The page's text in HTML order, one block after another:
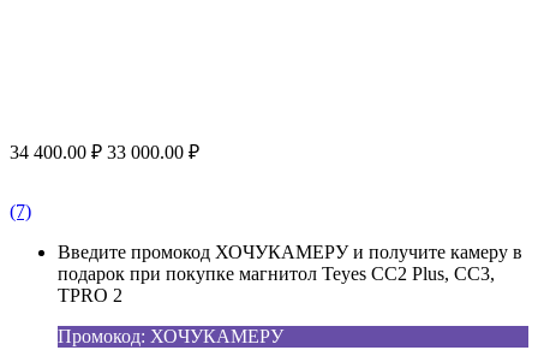
34 400.00 ₽ 33 000.00 ₽
(7)
Введите промокод ХОЧУКАМЕРУ и получите камеру в
подарок при покупке магнитол Teyes CC2 Plus, CC3,
TPRO 2
Промокод: ХОЧУКАМЕРУ